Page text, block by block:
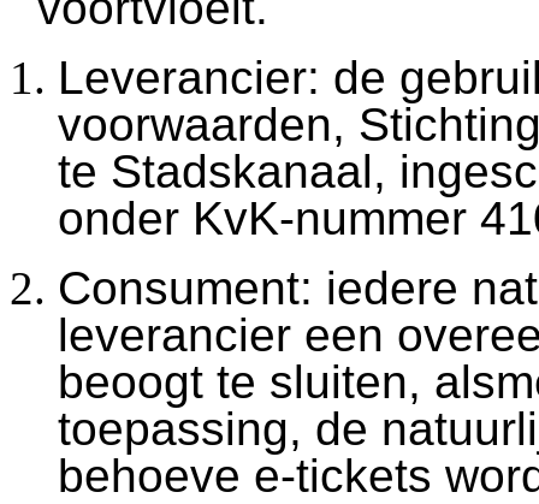
Leverancier: de
voorwaarden,
te Stadskanaal,
onder KvK-nummer
Consument: iedere
leverancier een
beoogt te sluiten,
toepassing, de
behoeve e-tickets